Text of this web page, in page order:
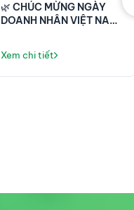
🌿 CHÚC MỪNG NGÀY
DOANH NHÂN VIỆT NAM
Xem chi tiết